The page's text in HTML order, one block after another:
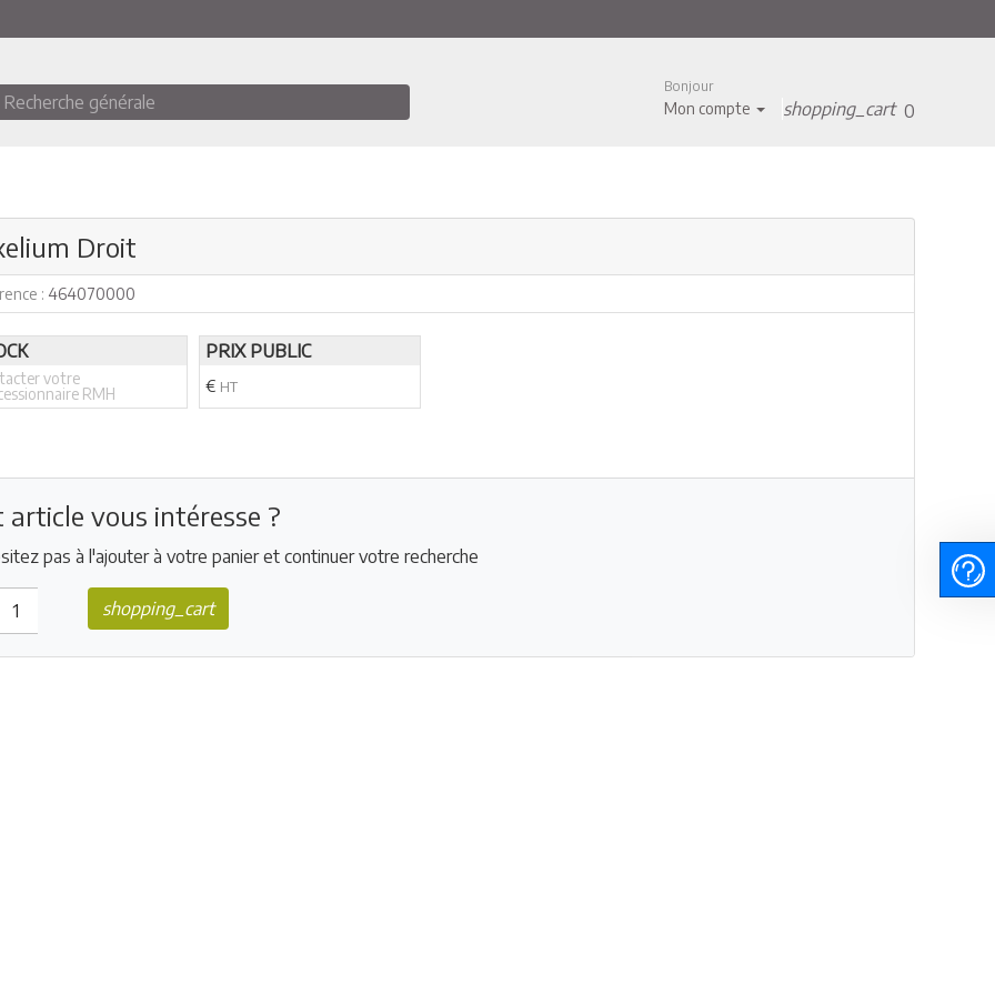
Recherche générale
Bonjour
Mon compte shopping_cart 0
Droit
: 464070000
votre
RMH
PRIX PUBLIC
€ HT
article vous intéresse ?
pas à l'ajouter à votre panier et continuer votre recherche
shopping_cart